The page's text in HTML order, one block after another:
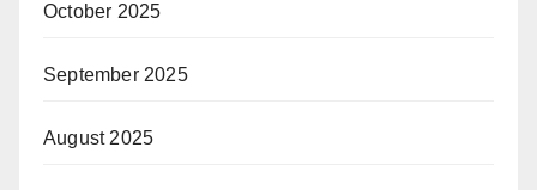
October 2025
September 2025
August 2025